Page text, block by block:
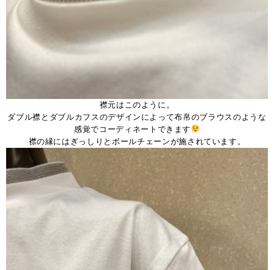
襟元はこのように。
ダブル襟とダブルカフスのデザインによって布帛のブラウスのような
感覚でコーディネートできます
襟の縁にはぎっしりとボールチェーンが施されています。